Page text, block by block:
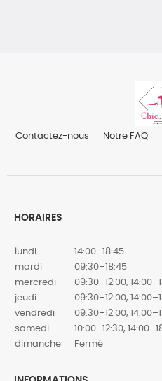
Contactez-nous Notre FAQ
HORAIRES
lundi
14:00–18:45
mardi
09:30–18:45
mercredi
09:30–12:00,
jeudi
09:30–12:00,
vendredi
09:30–12:00,
samedi
10:00–12:30,
dimanche
Fermé